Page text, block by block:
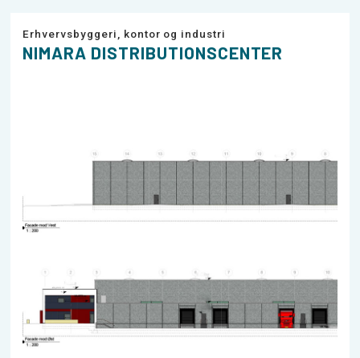
Erhvervsbyggeri, kontor og industri
NIMARA DISTRIBUTIONSCENTER